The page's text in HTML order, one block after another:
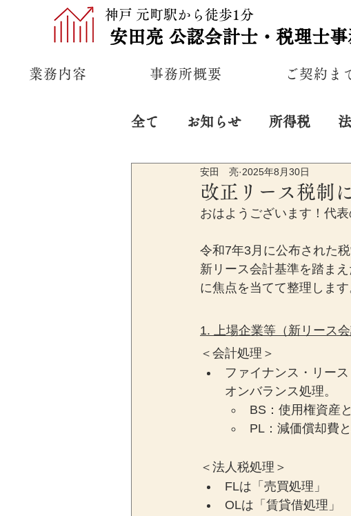
神戸 元町駅から徒歩1分
安田亮 公認会計士・税理士
業務内容 事務所概要 ご契約ま
全て お知らせ 所得税
プライベート 経営
改正リース税制
安田 亮 2025年8月30日
おはようございます！代表
令和7年3月に公布された
新リース会計基準を踏ま
に焦点を当てて整理します
1. 上場企業等（新リース
＜会計処理＞
ファイナンス・リー
オンバランス処理。
BS：使用権資産
PL：減価償却費
＜法人税処理＞
FLは「売買処理」
OLは「賃貸借処理」